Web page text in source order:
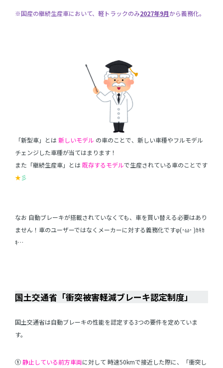
※国産の継続生産車において、軽トラックのみ2027年9月から義務化。
「新型車」とは新しいモデル の車のことで、新しい車種やフルモデル
チェンジした車種が当てはまります！
また「継続生産車」とは既存するモデルで生産されている車のことです
★彡
なお 自動ブレーキが搭載されていなくても、車を買い替える必要はあり
ません！車のユーザーではなくメーカーに対する義務化ですφ(･ω･ )ｶｷｶ
ｷ…
国土交通省「衝突被害軽減ブレーキ認定制度」
国土交通省は自動ブレーキの性能を認定する3つの要件を定めていま
す。
①静止している前方車両に対して 時速50kmで接近した際に、「衝突し